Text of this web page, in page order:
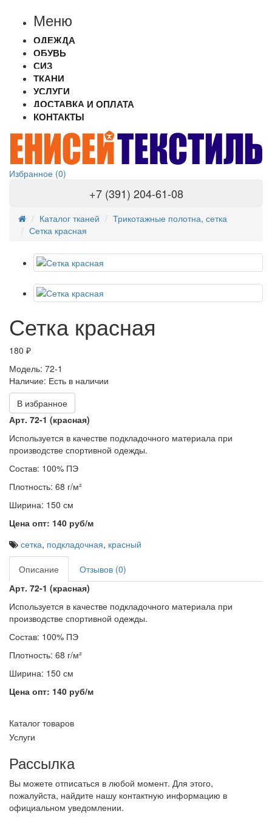
Меню
ОДЕЖДА
ОБУВЬ
СИЗ
ТКАНИ
УСЛУГИ
ДОСТАВКА И ОПЛАТА
КОНТАКТЫ
Избранное (0)
+7 (391) 204-61-08
Каталог тканей
Трикотажные полотна, сетка
Сетка красная
Сетка красная
180 ₽
Модель: 72-1
Наличие: Есть в наличии
В избранное
Арт. 72-1 (красная)
Используется в качестве подкладочного материала при
производстве спортивной одежды.
Состав: 100% ПЭ
Плотность: 68 г/м²
Ширина: 150 см
Цена опт: 140 руб/м
сетка, подкладочная, красный
Описание
Отзывов (0)
Арт. 72-1 (красная)
Используется в качестве подкладочного материала при
производстве спортивной одежды.
Состав: 100% ПЭ
Плотность: 68 г/м²
Ширина: 150 см
Цена опт: 140 руб/м
Каталог товаров
Услуги
Рассылка
Вы можете отписаться в любой момент. Для этого,
пожалуйста, найдите нашу контактную информацию в
официальном уведомлении.